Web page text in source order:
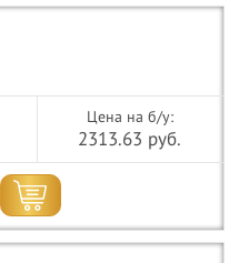
Цена на б/у:
2313.63 руб.